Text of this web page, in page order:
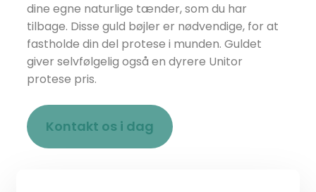
dine egne naturlige tænder, som du har
tilbage. Disse guld bøjler er nødvendige, for at
fastholde din del protese i munden. Guldet
giver selvfølgelig også en dyrere Unitor
protese pris.
Kontakt os i dag